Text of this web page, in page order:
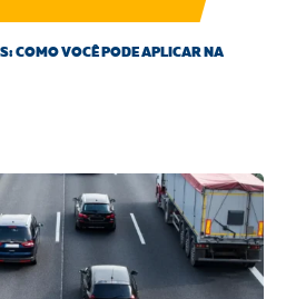
COMO VOCÊ PODE APLICAR NA